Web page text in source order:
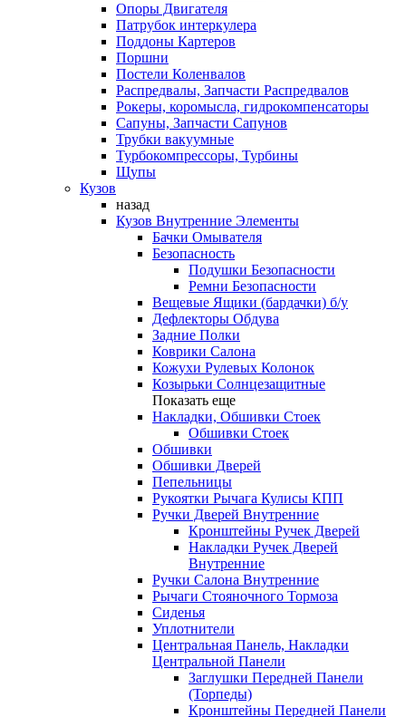
Опоры Двигателя
Патрубок интеркулера
Поддоны Картеров
Поршни
Постели Коленвалов
Распредвалы, Запчасти Распредвалов
Рокеры, коромысла, гидрокомпенсаторы
Сапуны, Запчасти Сапунов
Трубки вакуумные
Турбокомпрессоры, Турбины
Щупы
Кузов
назад
Кузов Внутренние Элементы
Бачки Омывателя
Безопасность
Подушки Безопасности
Ремни Безопасности
Вещевые Ящики (бардачки) б/у
Дефлекторы Обдува
Задние Полки
Коврики Салона
Кожухи Рулевых Колонок
Козырьки Солнцезащитные
Показать еще
Накладки, Обшивки Стоек
Обшивки Стоек
Обшивки
Обшивки Дверей
Пепельницы
Рукоятки Рычага Кулисы КПП
Ручки Дверей Внутренние
Кронштейны Ручек Дверей
Накладки Ручек Дверей
Внутренние
Ручки Салона Внутренние
Рычаги Стояночного Тормоза
Сиденья
Уплотнители
Центральная Панель, Накладки
Центральной Панели
Заглушки Передней Панели
(Торпеды)
Кронштейны Передней Панели